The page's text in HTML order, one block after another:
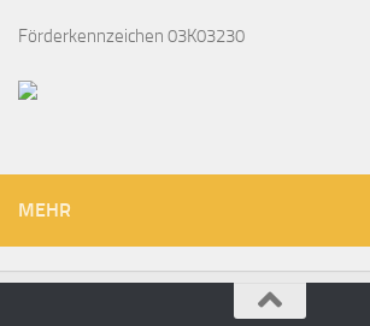
Förderkennzeichen 03K03230
MEHR